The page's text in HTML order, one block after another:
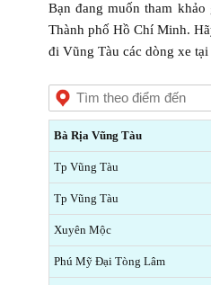
Bạn đang muốn tham
Thành phố Hồ Chí Minh.
đi Vũng Tàu các dòng xe
Bà Rịa Vũng Tàu
Tp Vũng Tàu
Tp Vũng Tàu
Xuyên Mộc
Phú Mỹ Đại Tòng Lâm